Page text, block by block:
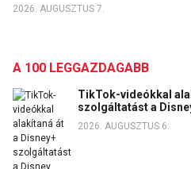
2026. AUGUSZTUS 7.
A 100 LEGGAZDAGABB
TikTok-videókkal
szolgáltatást a
2026. AUGUSZTUS 6.